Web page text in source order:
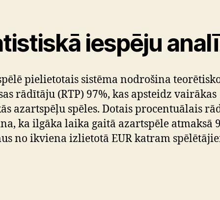
iespēju
pielietotais sistēma nodrošina
rādītāju (RTP) 97%, kas apsteidz vairākas
azartspēļu spēles. Dotais procentuālais
ka ilgāka laika gaitā azartspēle atmaksā
no ikviena izlietotā EUR katram